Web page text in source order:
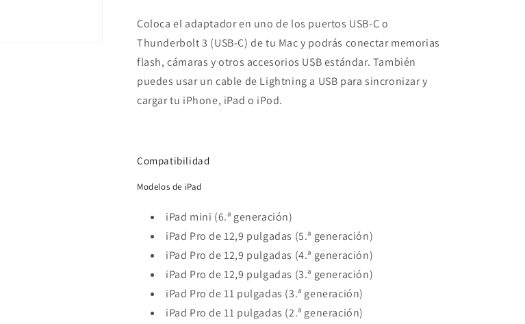
Coloca el adaptador en uno de los puertos USB-C o
Thunderbolt 3 (USB-C) de tu Mac y podrás conectar memorias
flash, cámaras y otros accesorios USB estándar. También
puedes usar un cable de Lightning a USB para sincronizar y
cargar tu iPhone, iPad o iPod.
Compatibilidad
Modelos de iPad
iPad mini (6.ª generación)
iPad Pro de 12,9 pulgadas (5.ª generación)
iPad Pro de 12,9 pulgadas (4.ª generación)
iPad Pro de 12,9 pulgadas (3.ª generación)
iPad Pro de 11 pulgadas (3.ª generación)
iPad Pro de 11 pulgadas (2.ª generación)